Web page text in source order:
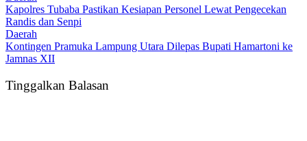
Kapolres Tubaba Pastikan Kesiapan Personel Lewat Pengecekan
Randis dan Senpi
Daerah
Kontingen Pramuka Lampung Utara Dilepas Bupati Hamartoni ke
Jamnas XII
Tinggalkan Balasan